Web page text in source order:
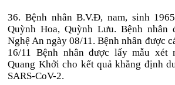
36. Bệnh nhân B.V.Đ, nam, sinh
Quỳnh Hoa, Quỳnh Lưu. Bệnh
Nghệ An ngày 08/11. Bệnh nhân được
16/11 Bệnh nhân được lấy mẫu xét
Quang Khởi cho kết quả khẳng định
SARS-CoV-2.